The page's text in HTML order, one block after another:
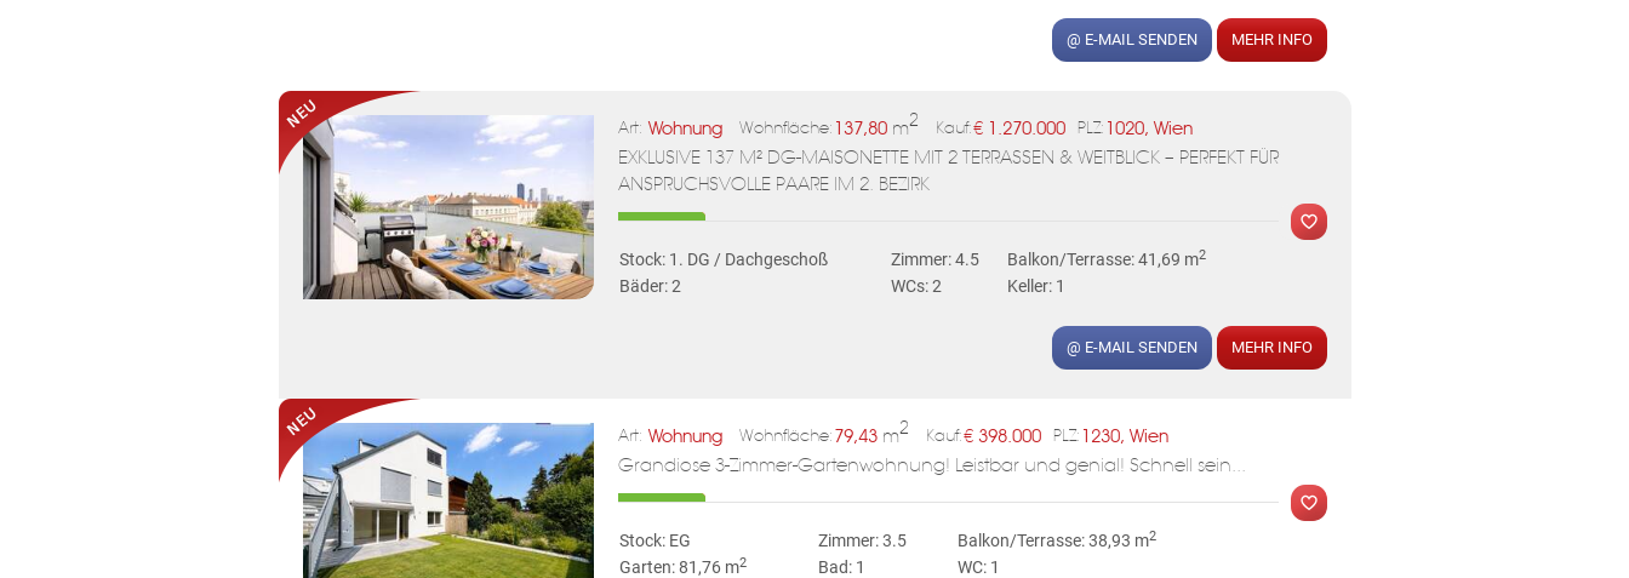
MER
@ E-MAIL SENDEN MEHR INFO
Art: Wohnung Wohnfläche: 137,80 m2 Kauf:€ 1.270.000 PLZ: 1020, Wien
EXKLUSIVE 137 M² DG-MAISONETTE MIT 2 TERRASSEN & WEITBLICK – PERFEKT FÜR
ANSPRUCHSVOLLE PAARE IM 2. BEZIRK
Stock: 1. DG / Dachgeschoß Zimmer: 4.5 Balkon/Terrasse: 41,69 m2
Bäder: 2 WCs: 2 Keller: 1
@ E-MAIL SENDEN MEHR INFO
Art: Wohnung Wohnfläche:79,43 m2 Kauf:€ 398.000 PLZ: 1230, Wien
Grandiose 3-Zimmer-Gartenwohnung! Leistbar und genial! Schnell sein...
Stock: EG Zimmer: 3.5 Balkon/Terrasse: 38,93 m2
Garten: 81,76 m2 Bad: 1
WC: 1